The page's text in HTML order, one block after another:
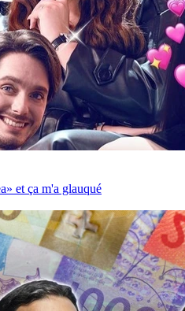
et ça m'a glauqué